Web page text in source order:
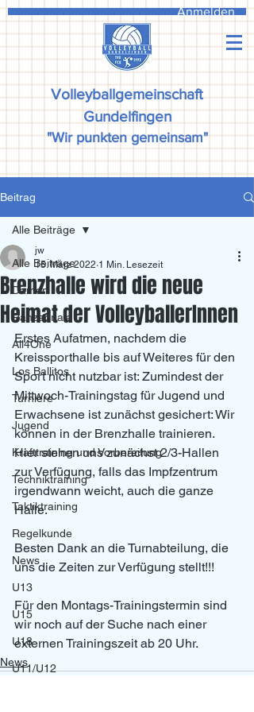
Anmelden
Volleyballgemeinschaft
Gundelfingen
"Wir punkten gemeinsam"
Beitrag
Alle Beiträge
Damen
Ranzadriala
All4One
Los Ballitos
Turniere
Jugend
Krafttraining und Vorbereitung
Techniktraining
Taktiktraining
Regelkunde
News
U13
U15
U18
U11/U12
Alle Beiträge
Brenzhalle wird die neue
Heimat der VolleyballerInnen
jw
15. März 2022 1 Min. Lesezeit
Erstes Aufatmen, nachdem die
Kreissporthalle bis auf Weiteres für den
Sport nicht nutzbar ist: Zumindest der
Mittwoch-Trainingstag für Jugend und
Erwachsene ist zunächst gesichert: Wir
können in der Brenzhalle trainieren.
Hier stehen uns zunächst 2/3-Hallen
zur Verfügung, falls das Impfzentrum
irgendwann weicht, auch die ganze
Halle.
Besten Dank an die Turnabteilung, die
uns die Zeiten zur Verfügung stellt!!!
Für den Montags-Trainingstermin sind
wir noch auf der Suche nach einer
externen Trainingszeit ab 20 Uhr.
News